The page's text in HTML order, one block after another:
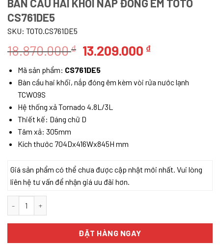
BÀN CẦU HAI KHỐI NẮP ĐÓNG ÊM TOTO
CS761DE5
SKU: TOTO.CS761DE5
18.870.000₫ Giá
là:
18.870.000 ₫.
13.209.000 ₫Giá
tại
là:
Mã sản phẩm: CS761DE5
Bàn cầu hai khối, nắp đóng êm kèm vòi rửa nước lạnh
TCW09S
Hệ thống xả Tornado 4.8L/3L
Thiết kế: Dáng chữ D
Tâm xả: 305mm
Kích thước 704Dx416Wx845H mm
Giá sản phẩm có thể chưa được cập nhật mới nhất. Vui lòng
liên hệ tư vấn để nhận giá ưu đãi hơn.
ĐẶT HÀNG NGAY